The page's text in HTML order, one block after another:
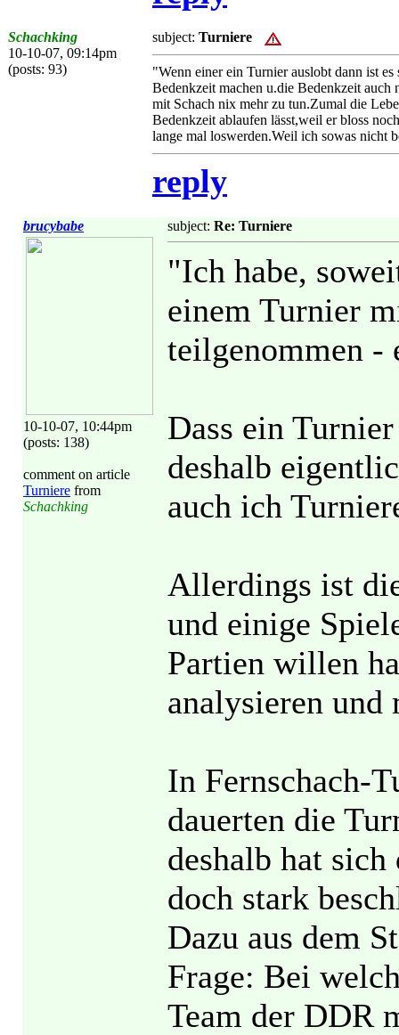
Schachking
10-10-07, 09:14pm
(posts: 93)
subject: Turniere
"Wenn einer ein Turnier auslobt dann ist
Bedenkzeit machen u.die Bedenkzeit auch
mit Schach nix mehr zu tun.Zumal die
Bedenkzeit ablaufen lässt,weil er bloss
lange mal loswerden.Weil ich sowas nicht
reply
brucybabe
10-10-07, 10:44pm
(posts: 138)
comment on article
Turniere from
Schachking
subject: Re: Turniere
"Ich habe,
einem Turnier
teilgenommen -
Dass ein
deshalb
auch ich
Allerdings ist
und einige
Partien willen
analysieren
In Fernschach-
dauerten die
deshalb hat
doch stark
Dazu aus dem
Frage: Bei
Team der DDR